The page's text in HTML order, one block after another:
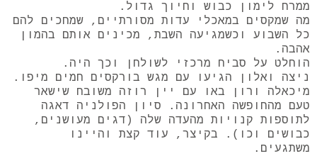
ממרח לימון כבוש וחיוך גדול.
מה שמקסים במאכלי עדות מסורתיים, שמחכים להם
כל השבוע וכשמגיעה השבת, מכינים אותם בהמון
אהבה.
הוחלט על סביח מרכזי לשולחן וכך היה.
ניצה ואלון הגיעו עם מגש בורקסים חמים מיפו.
מיכאלה ורון באו עם יין רוזה משובח שישאר
טעם מהחופשה האחרונה. סיון הפולניה דאגה
לתוספות קנויות מהעדה שלה (דגים מעושנים,
כבושים וכו). בקיצר, עוד קצת והיינו
משתגעים.